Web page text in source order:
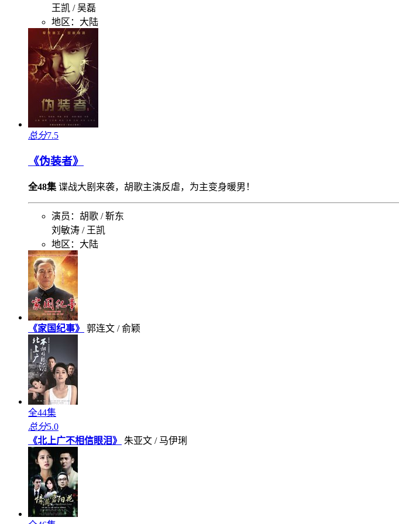
王凯 / 吴磊
地区： 大陆
总分7.5
《伪装者》
全48集 谍战大剧来袭，胡歌主演反虐，为主变身暖男！
演员： 胡歌 / 靳东
刘敏涛 / 王凯
地区： 大陆
《家国纪事》 郭连文 / 俞颖
全44集
总分5.0
《北上广不相信眼泪》
朱亚文 / 马伊琍